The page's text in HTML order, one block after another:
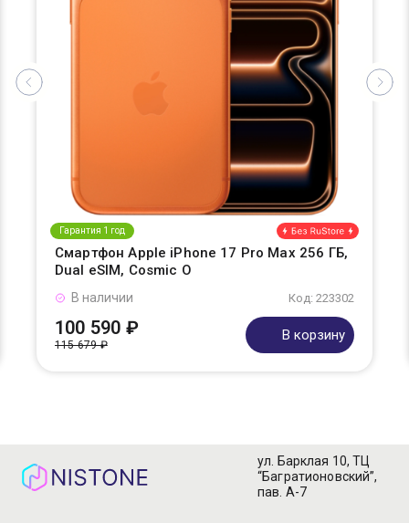
Гарантия 1 год
Смартфон Apple iPhone 17 Pro Max 256 ГБ,
Dual eSIM, Cosmic O
Код: 223302
В наличии
100 590 ₽
115 679 ₽
В корзину
ул. Барклая 10, ТЦ
“Багратионовский”,
пав. А-7